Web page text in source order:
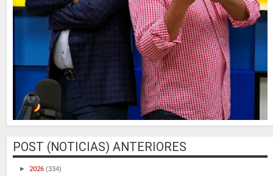
POST (NOTICIAS) ANTERIORES
► 2026 (334)